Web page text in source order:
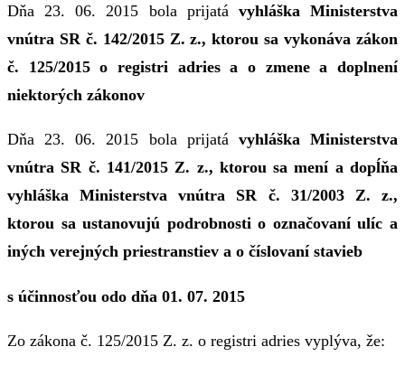
Dňa 23. 06. 2015 bola prijatá vyhláška Ministerstva
vnútra SR č. 142/2015 Z. z., ktorou sa vykonáva zákon
č. 125/2015 o registri adries a o zmene a doplnení
niektorých zákonov
Dňa 23. 06. 2015 bola prijatá vyhláška Ministerstva
vnútra SR č. 141/2015 Z. z., ktorou sa mení a dopĺňa
vyhláška Ministerstva vnútra SR č. 31/2003 Z. z.,
ktorou sa ustanovujú podrobnosti o označovaní ulíc a
iných verejných priestranstiev a o číslovaní stavieb
s účinnosťou odo dňa 01. 07. 2015
Zo zákona č. 125/2015 Z. z. o registri adries vyplýva, že: